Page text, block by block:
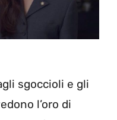
sgoccioli e gli
l’oro di